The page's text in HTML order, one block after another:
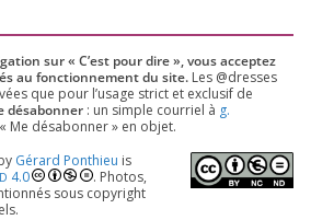
sur « C’est pour dire », vous accep­tez
au fonc­tion­ne­ment du site. Les @dresses
que pour l’u­sage strict et exclu­sif de
désa­bon­ner : un simple cour­riel à g.​
Me désa­bon­ner » en objet.
Gérard Ponthieu is
4.0
. Photos,
sous copy­right